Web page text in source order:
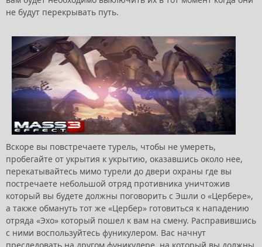
не будут перекрывать путь.
Вскоре вы повстречаете турель, чтобы не умереть,
пробегайте от укрытия к укрытию, оказавшись около нее,
перекатывайтесь мимо турели до двери охраны где вы
постречаете небольшой отряд противника уничтожив
который вы будете должны поговорить с Эшли о «Цербере»,
а также обмануть тот же «Цербер» готовиться к нападению
отряда «Эхо» который пошел к вам на смену. Расправившись
с ними воспользуйтесь фуникулером. Вас начнут
преследовать на другом фуникулере, на который вы должны